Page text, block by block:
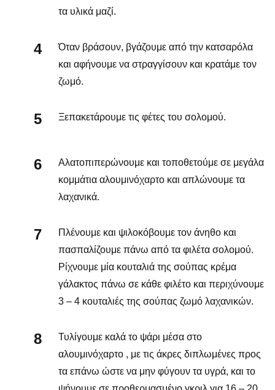
τα υλικά μαζί.
Όταν βράσουν, βγάζουμε από την κατσαρόλα
και αφήνουμε να στραγγίσουν και κρατάμε τον
ζωμό.
Ξεπακετάρουμε τις φέτες του σολομού.
Αλατοπιπερώνουμε και τοποθετούμε σε μεγάλα
κομμάτια αλουμινόχαρτο και απλώνουμε τα
λαχανικά.
Πλένουμε και ψιλοκόβουμε τον άνηθο και
πασπαλίζουμε πάνω από τα φιλέτα σολομού.
Ρίχνουμε μία κουταλιά της σούπας κρέμα
γάλακτος πάνω σε κάθε φιλέτο και περιχύνουμε
3 – 4 κουταλιές της σούπας ζωμό λαχανικών.
Τυλίγουμε καλά το ψάρι μέσα στο
αλουμινόχαρτο , με τις άκρες διπλωμένες προς
τα επάνω ώστε να μην φύγουν τα υγρά, και το